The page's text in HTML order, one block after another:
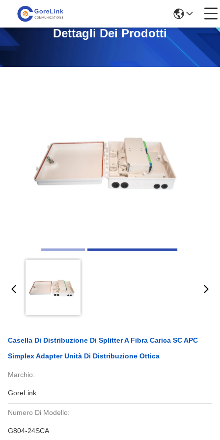
Dettagli Dei Prodotti
Casella Di Distribuzione Di Splitter A Fibra Carica SC APC
Simplex Adapter Unità Di Distribuzione Ottica
Marchio:
GoreLink
Numero Di Modello:
G804-24SCA